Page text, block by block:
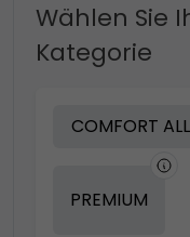
Wählen Sie
Kategorie
COMFORT
PREMIUM